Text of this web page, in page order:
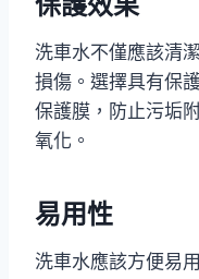
洗車水不僅應該清
損傷。選擇具有保
保護膜，防止污垢
氧化。
易用性
洗車水應該方便易